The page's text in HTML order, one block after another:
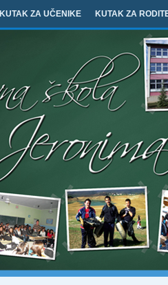
KUTAK ZA UČENIKE KUTAK ZA